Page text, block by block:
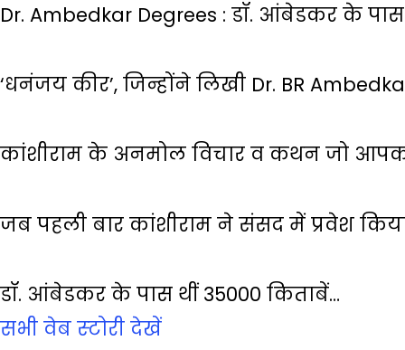
Dr. Ambedkar Degrees : डॉ. आंबेडकर के पास
‘धनंजय कीर’, जिन्होंने लिखी Dr. BR
कांशीराम के अनमोल विचार व कथन जो
जब पहली बार कांशीराम ने संसद में प्रवेश
डॉ. आंबेडकर के पास थीं 35000 किताबें…
सभी वेब स्‍टोरी देखें